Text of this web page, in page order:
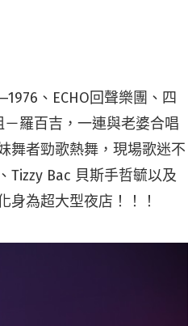
、ECHO回聲樂團、四
羅百吉，一連與老婆合唱
舞者勁歌熱舞，現場歌迷不
Tizzy Bac 貝斯手哲毓以及
身為超大型夜店！！！